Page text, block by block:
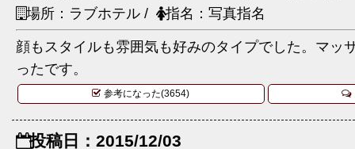
場所：ラブホテル /
指名：写真指名
顔もスタイルも雰囲気も好みのタイプでした。マッ
ったです。
参考になった(3654)
投稿日：2015/12/03